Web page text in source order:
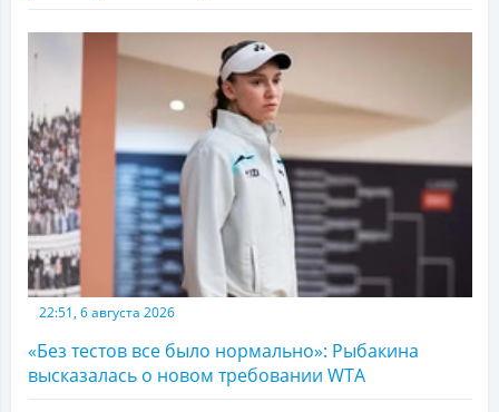
22:51, 6 августа 2026
«Без тестов все было нормально»: Рыбакина
высказалась о новом требовании WTA